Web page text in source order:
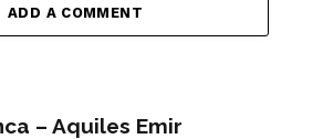
ADD A COMMENT
– Aquiles Emir